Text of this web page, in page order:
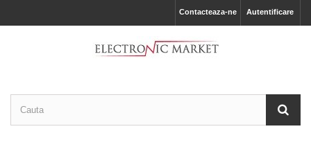
Autentificare
Contacteaza-ne